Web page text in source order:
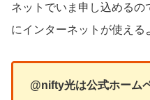
ネットでいま申し込めるの
にインターネットが使える
@nifty光は公式ホーム